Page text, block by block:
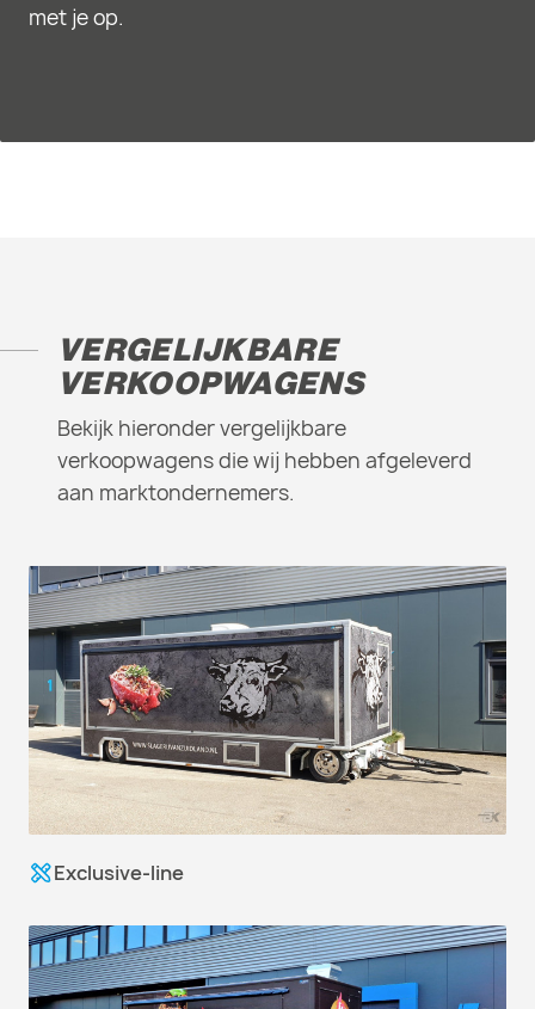
met je op.
VERGELIJKBARE
VERKOOPWAGENS
Bekijk hieronder vergelijkbare
verkoopwagens die wij hebben afgeleverd
aan marktondernemers.
Exclusive-line